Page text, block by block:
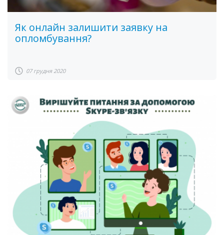
Як онлайн залишити заявку на
опломбування?
07 грудня 2020